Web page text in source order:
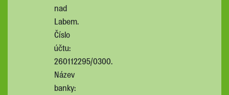
nad
Labem.
Číslo
účtu:
260112295/0300.
Název
banky: